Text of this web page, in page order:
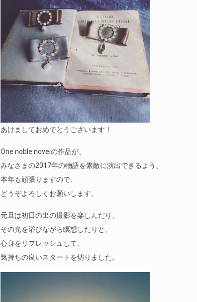
あけましておめでとうございます！
One noble novelの作品が、
みなさまの2017年の物語を素敵に演出できるよう、
本年も頑張りますので、
どうぞよろしくお願いします。
元旦は初日の出の撮影を楽しんだり、
その光を浴びながら瞑想したりと、
心身をリフレッシュして、
気持ちの良いスタートを切りました。